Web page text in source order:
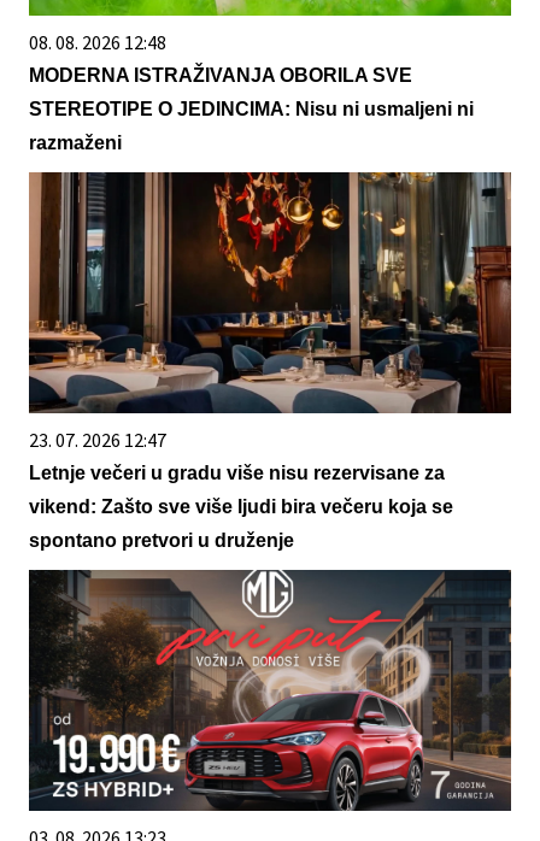
08. 08. 2026 12:48
MODERNA ISTRAŽIVANJA OBORILA SVE
STEREOTIPE O JEDINCIMA: Nisu ni usmaljeni ni
razmaženi
23. 07. 2026 12:47
Letnje večeri u gradu više nisu rezervisane za
vikend: Zašto sve više ljudi bira večeru koja se
spontano pretvori u druženje